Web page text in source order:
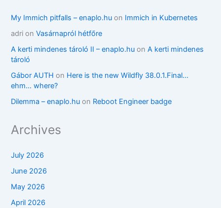
My Immich pitfalls – enaplo.hu on Immich in Kubernetes
adri onVasárnapról hétfőre
A kerti mindenes tároló II – enaplo.hu onA kerti mindenes
tároló
Gábor AUTH on Here is the new Wildfly 38.0.1.Final…
ehm… where?
Dilemma – enaplo.hu on Reboot Engineer badge
Archives
July 2026
June 2026
May 2026
April 2026